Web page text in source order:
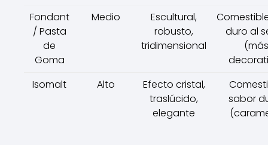
Fondant
/ Pasta
de
Goma
Medio
Escultural,
robusto,
tridimensional
duro al
(más
Isomalt
Alto
Efecto cristal,
traslúcido,
elegante
sabor